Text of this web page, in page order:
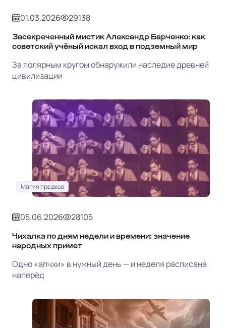
01.03.2026 29138
Засекреченный мистик Александр Барченко: как
советский учёный искал вход в подземный мир
За полярным кругом обнаружили наследие древней
цивилизации
Магия предков
05.06.2026 28105
Чихалка по дням недели и времени: значение
народных примет
Одно «апчхи» в нужный день — и неделя расписана
наперёд